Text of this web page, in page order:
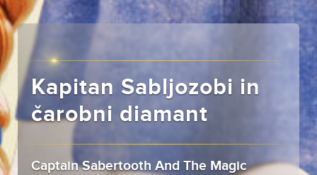
Kapitan Sabljozobi in
čarobni diamant
Captain Sabertooth And The Magic